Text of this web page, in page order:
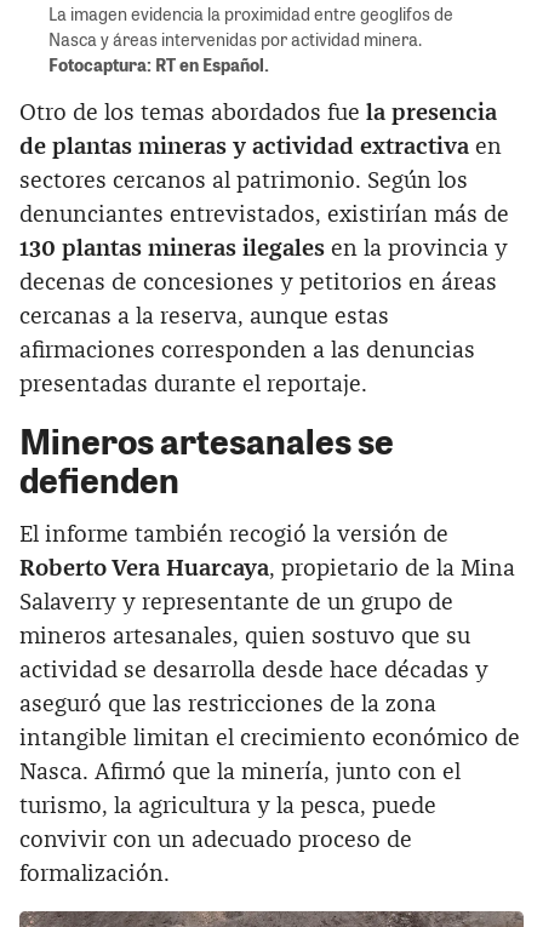
La imagen evidencia la proximidad entre geoglifos de
Nasca y áreas intervenidas por actividad minera.
Fotocaptura: RT en Español.
Otro de los temas abordados fue la presencia
de plantas mineras y actividad extractiva en
sectores cercanos al patrimonio. Según los
denunciantes entrevistados, existirían más de
130 plantas mineras ilegales en la provincia y
decenas de concesiones y petitorios en áreas
cercanas a la reserva, aunque estas
afirmaciones corresponden a las denuncias
presentadas durante el reportaje.
Mineros artesanales se
defienden
El informe también recogió la versión de
Roberto Vera Huarcaya, propietario de la Mina
Salaverry y representante de un grupo de
mineros artesanales, quien sostuvo que su
actividad se desarrolla desde hace décadas y
aseguró que las restricciones de la zona
intangible limitan el crecimiento económico de
Nasca. Afirmó que la minería, junto con el
turismo, la agricultura y la pesca, puede
convivir con un adecuado proceso de
formalización.